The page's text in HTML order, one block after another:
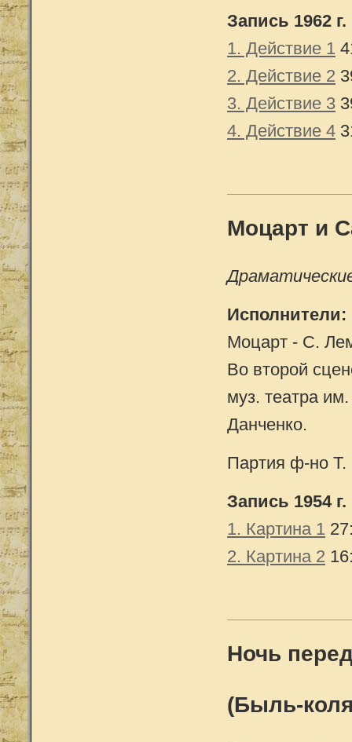
Запись 1962 г.
1. Действие 1
2. Действие 2
3. Действие 3
4. Действие 4
Моцарт и
Исполнители:
Моцарт - С.
Во второй
муз. театра
Данченко.
Партия ф-но
Запись 1954 г.
1. Картина 1
2. Картина 2
Ночь
(Быль-